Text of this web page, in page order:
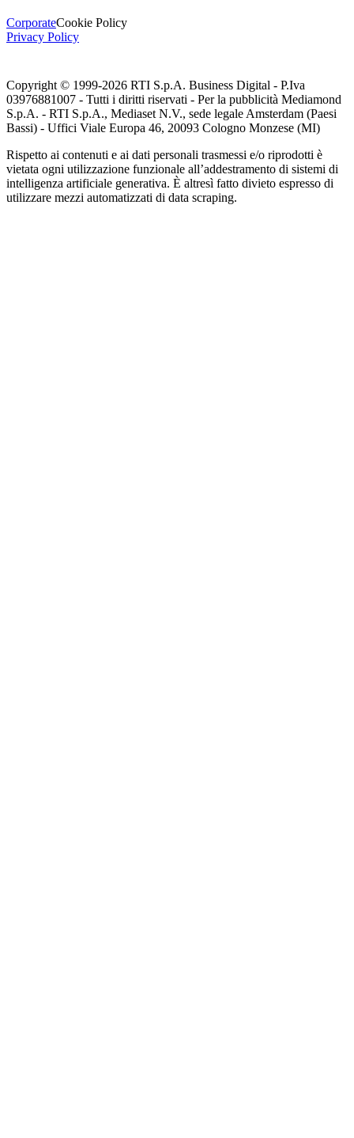
CorporateCookie Policy
Privacy Policy
Copyright © 1999-2026 RTI S.p.A. Business Digital - P.Iva
03976881007 - Tutti i diritti riservati - Per la pubblicità Mediamond
S.p.A. - RTI S.p.A., Mediaset N.V., sede legale Amsterdam (Paesi
Bassi) - Uffici Viale Europa 46, 20093 Cologno Monzese (MI)
Rispetto ai contenuti e ai dati personali trasmessi e/o riprodotti è
vietata ogni utilizzazione funzionale all’addestramento di sistemi di
intelligenza artificiale generativa. È altresì fatto divieto espresso di
utilizzare mezzi automatizzati di data scraping.